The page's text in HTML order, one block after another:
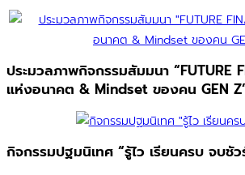
ประมวลภาพกิจกรรมสัมมนา “FUTURE
แห่งอนาคต & Mindset ของคน GEN
กิจกรรมปฐมนิเทศ “รู้ไว เรียนครบ จบชัว